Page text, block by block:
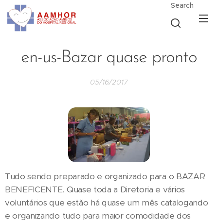
Search
en-us-Bazar quase pronto
05/16/2017
Tudo sendo preparado e organizado para o BAZAR
BENEFICENTE. Quase toda a Diretoria e vários
voluntários que estão há quase um mês catalogando
e organizando tudo para maior comodidade dos